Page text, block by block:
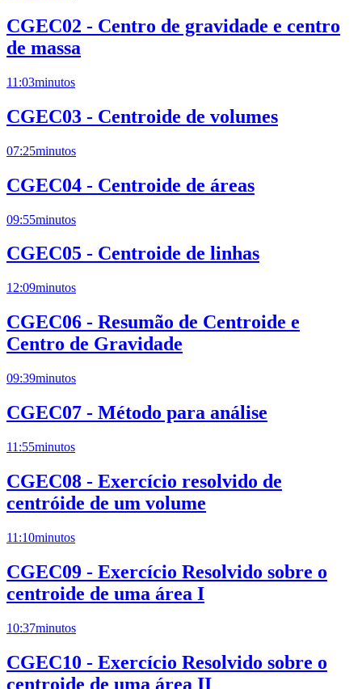
CGEC02 - Centro de gravidade e centro
de massa
11:03minutos
CGEC03 - Centroide de volumes
07:25minutos
CGEC04 - Centroide de áreas
09:55minutos
CGEC05 - Centroide de linhas
12:09minutos
CGEC06 - Resumão de Centroide e
Centro de Gravidade
09:39minutos
CGEC07 - Método para análise
11:55minutos
CGEC08 - Exercício resolvido de
centróide de um volume
11:10minutos
CGEC09 - Exercício Resolvido sobre o
centroide de uma área I
10:37minutos
CGEC10 - Exercício Resolvido sobre o
centroide de uma área II